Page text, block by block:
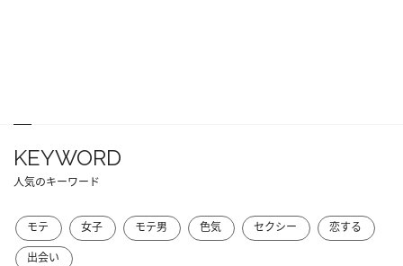
KEYWORD
人気のキーワード
モテ 女子 モテ男 色気 セクシー
恋する
出会い